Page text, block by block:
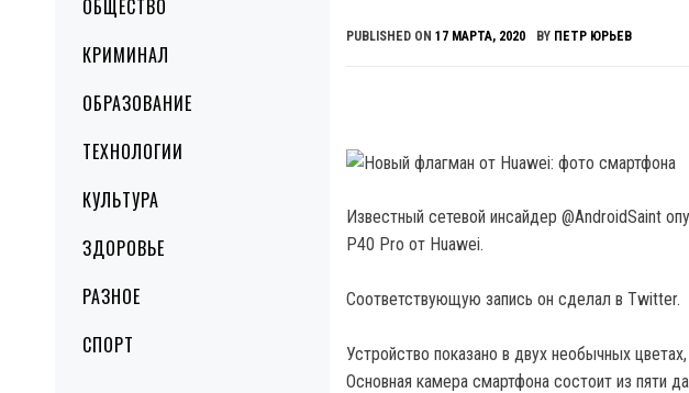
ОБЩЕСТВО
КРИМИНАЛ
ОБРАЗОВАНИЕ
ТЕХНОЛОГИИ
КУЛЬТУРА
ЗДОРОВЬЕ
РАЗНОЕ
СПОРТ
PUBLISHED ON 17 МАРТА, 2020 BY ПЕТР ЮРЬЕВ
Известный сетевой инсайдер @AndroidSaint
P40 Pro от Huawei.
Соответствующую запись он сделал в Twitter.
Устройство показано в двух необычных
Основная камера смартфона состоит из пяти